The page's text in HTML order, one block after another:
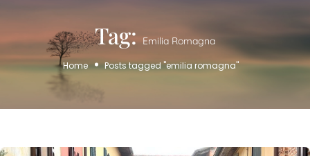
Tag: Emilia Romagna
Home Posts tagged "emilia romagna"